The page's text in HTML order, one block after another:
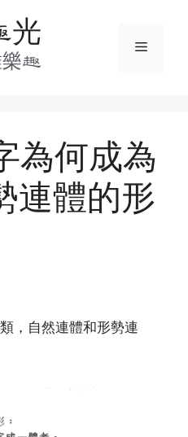
光
趣
Menu
為何成為
連體的形
，自然連體和形勢連